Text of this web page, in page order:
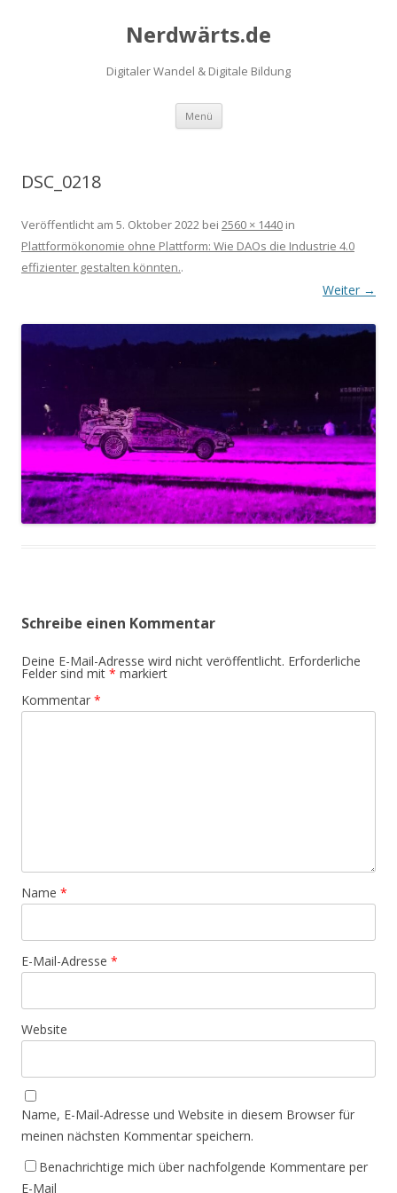
Nerdwärts.de
Digitaler Wandel & Digitale Bildung
Menü Zum Inhalt springen
DSC_0218
Veröffentlicht am 5. Oktober 2022 bei 2560 × 1440 in
Plattformökonomie ohne Plattform: Wie DAOs die Industrie 4.0
effizienter gestalten könnten..
Weiter →
Schreibe einen Kommentar
Deine E-Mail-Adresse wird nicht veröffentlicht. Erforderliche
Felder sind mit * markiert
Kommentar *
Name *
E-Mail-Adresse *
Website
Name, E-Mail-Adresse und Website in diesem Browser für
meinen nächsten Kommentar speichern.
Benachrichtige mich über nachfolgende Kommentare per
E-Mail